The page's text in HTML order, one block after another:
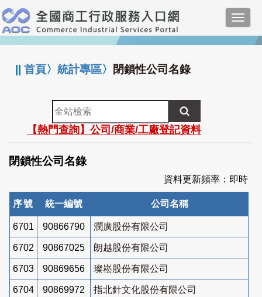
跳
到
主
要
:::
||首頁〉統計專區〉 閉鎖性公司名錄
全
站
檢
索
【熱門查詢】公司/商業/工廠登記資料
閉鎖性公司名錄
資料更新頻率：即時
序號 統一編號 公司名稱
6701 90866790 潤廣股份有限公司
6702 90867025 朗越股份有限公司
6703 90869656 璨崧股份有限公司
6704 90869972 指北針文化股份有限公司